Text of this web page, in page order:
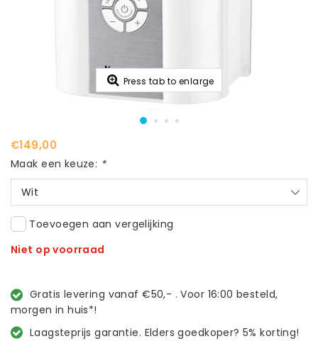
Press tab to enlarge
€149,00
Maak een keuze: *
Wit
Toevoegen aan vergelijking
Niet op voorraad
Gratis levering vanaf €50,- . Voor 16:00 besteld,
morgen in huis*!
Laagsteprijs garantie. Elders goedkoper? 5% korting!